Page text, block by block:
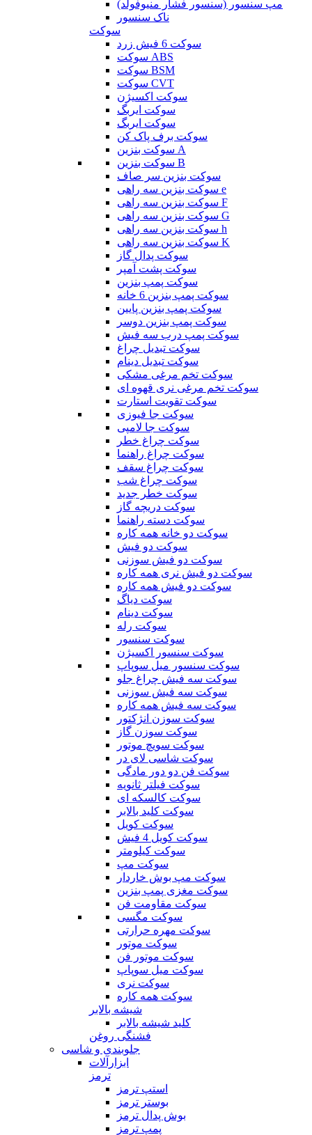
مپ سنسور (سنسور فشار منیوفولد)
ناک سنسور
سوکت
سوکت 6 فیش زرد
سوکت ABS
سوکت BSM
سوکت CVT
سوکت اکسیژن
سوکت ایربگ
سوکت ایربگ
سوکت برف پاک کن
سوکت بنزین A
سوکت بنزین B
سوکت بنزین سر صاف
سوکت بنزین سه راهی e
سوکت بنزین سه راهی F
سوکت بنزین سه راهی G
سوکت بنزین سه راهی h
سوکت بنزین سه راهی K
سوکت پدال گاز
سوکت پشت آمپر
سوکت پمپ بنزین
سوکت پمپ بنزین 6 خانه
سوکت پمپ بنزین پایین
سوکت پمپ بنزین دوسر
سوکت پمپ درب سه فیش
سوکت تبدیل چراغ
سوکت تبدیل دینام
سوکت تخم مرغی مشکی
سوکت تخم مرغی نری قهوه ای
سوکت تقویت استارت
سوکت جا فیوزی
سوکت جا لامپی
سوکت چراغ خطر
سوکت چراغ راهنما
سوکت چراغ سقف
سوکت چراغ شب
سوکت خطر جدید
سوکت دریچه گاز
سوکت دسته راهنما
سوکت دو خانه همه کاره
سوکت دو فیش
سوکت دو فیش سوزنی
سوکت دو فیش نری همه کاره
سوکت دو فیش همه کاره
سوکت دیاگ
سوکت دینام
سوکت رله
سوکت سنسور
سوکت سنسور اکسیژن
سوکت سنسور میل سوپاپ
سوکت سه فیش چراغ جلو
سوکت سه فیش سوزنی
سوکت سه فیش همه کاره
سوکت سوزن انژکتور
سوکت سوزن گاز
سوکت سویچ موتور
سوکت شاسی لای در
سوکت فن دو دور مادگی
سوکت فیلتر ثانویه
سوکت کالسکه ای
سوکت کلید بالابر
سوکت کویل
سوکت کویل 4 فیش
سوکت کیلومتر
سوکت مپ
سوکت مپ بوش خاردار
سوکت مغزی پمپ بنزین
سوکت مقاومت فن
سوکت مگسی
سوکت مهره حرارتی
سوکت موتور
سوکت موتور فن
سوکت میل سوپاپ
سوکت نری
سوکت همه کاره
شیشه بالابر
کلید شیشه بالابر
فشنگی روغن
جلوبندی و شاسی
ابزارآلات
ترمز
استپ ترمز
بوستر ترمز
بوش پدال ترمز
پمپ ترمز